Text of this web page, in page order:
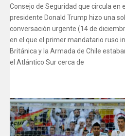
Consejo de Seguridad que circula en
presidente Donald Trump hizo una
conversación urgente (14 de
en el que el primer mandatario ruso
Británica y la Armada de Chile
el Atlántico Sur cerca de